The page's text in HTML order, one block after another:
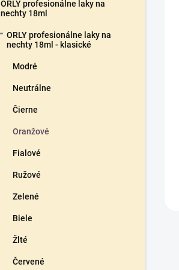
ORLY profesionálne laky na
nechty 18ml
ORLY profesionálne laky na
nechty 18ml - klasické
Modré
Neutrálne
Čierne
Oranžové
Fialové
Ružové
Zelené
Biele
Žlté
Červené